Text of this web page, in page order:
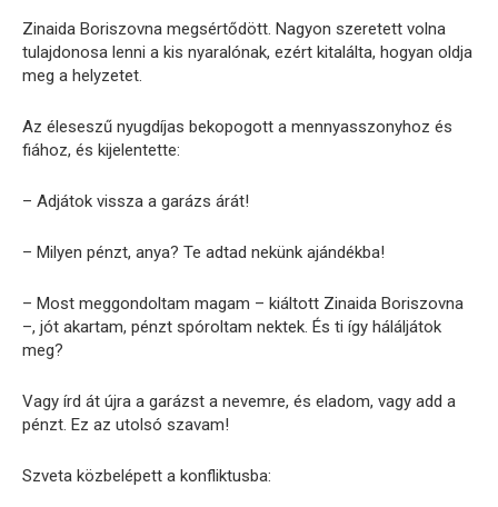
Zinaida Boriszovna megsértődött. Nagyon szeretett volna
tulajdonosa lenni a kis nyaralónak, ezért kitalálta, hogyan oldja
meg a helyzetet.
Az éleseszű nyugdíjas bekopogott a mennyasszonyhoz és
fiához, és kijelentette:
– Adjátok vissza a garázs árát!
– Milyen pénzt, anya? Te adtad nekünk ajándékba!
– Most meggondoltam magam – kiáltott Zinaida Boriszovna
–, jót akartam, pénzt spóroltam nektek. És ti így háláljátok
meg?
Vagy írd át újra a garázst a nevemre, és eladom, vagy add a
pénzt. Ez az utolsó szavam!
Szveta közbelépett a konfliktusba: